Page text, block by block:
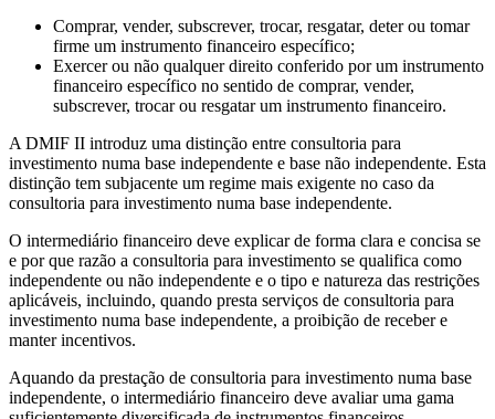
Comprar, vender, subscrever, trocar, resgatar, deter ou tomar
firme um instrumento financeiro específico;
Exercer ou não qualquer direito conferido por um instrumento
financeiro específico no sentido de comprar, vender,
subscrever, trocar ou resgatar um instrumento financeiro.
A DMIF II introduz uma distinção entre consultoria para
investimento numa base independente e base não independente. Esta
distinção tem subjacente um regime mais exigente no caso da
consultoria para investimento numa base independente.
O intermediário financeiro deve explicar de forma clara e concisa se
e por que razão a consultoria para investimento se qualifica como
independente ou não independente e o tipo e natureza das restrições
aplicáveis, incluindo, quando presta serviços de consultoria para
investimento numa base independente, a proibição de receber e
manter incentivos.
Aquando da prestação de consultoria para investimento numa base
independente, o intermediário financeiro deve avaliar uma gama